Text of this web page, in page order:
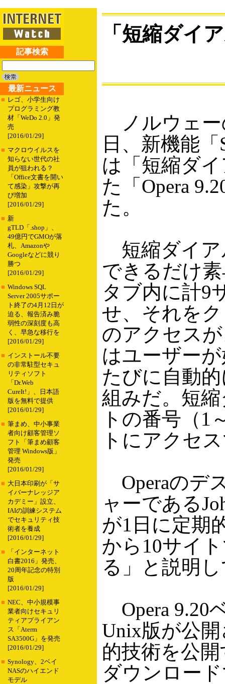
記事検索
最新ニュース
■ レゴ、小学生向け
プログラミング教
材「WeDo 2.0」発
売
[2016/01/29]
■ マクロウイルスを
知らない世代の社
員が狙われる？
「Office文書を開い
て感染」攻撃が再
び増加
[2016/01/29]
■ 新
gTLD「.shop」、
49億円でGMOが落
札、Amazonや
Googleなどに競り
勝つ
[2016/01/29]
■ Windows SQL
Server 2005サポー
ト終了の4月12日が
迫る、報告済み脆
弱性の深刻度も高
く、早急な移行を
[2016/01/29]
■ インストール不要
の非常駐型セキュ
リティソフト
「Dr.Web
CureIt!」、日本語
版を無料で提供
[2016/01/29]
■ 筆まめ、中小事業
者向け顧客管理ソ
フト「筆まめ顧客
管理 Windows版」
発売
[2016/01/29]
■ 大日本印刷が「サ
イバーナレッジア
カデミー」設立、
IAIの訓練システム
でセキュリティ技
術者を養成
[2016/01/29]
■
「インターネット
白書2016」発売、
20周年記念の特別
版
[2016/01/29]
■ NEC、中小規模事
業者向けセキュリ
ティアプライアン
ス「Aterm
SA3500G」を発売
[2016/01/29]
■ Synology、2ベイ
NASのハイエンド
モデル
「短縮ダイ
ノルウェー
日、新機能
は「短縮ダ
た「Opera
た。
短縮ダイア
できるだけ
タブ内に計9
せ、それを
のアクセス
はユーザー
たびに自動
組みだ。短
トの番号（1
トにアクセ
Operaのデ
ャーである
が1日に定期
から10サイ
る」と説明
Opera 9.20
Unix版が公
的技術を公
ダウンロー